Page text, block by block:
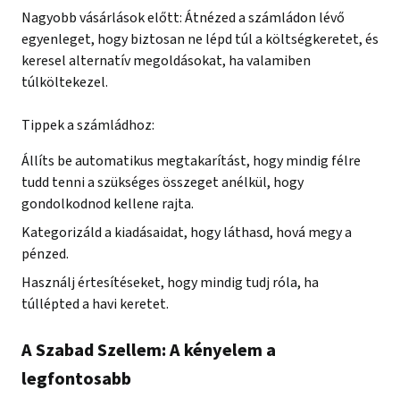
Nagyobb vásárlások előtt: Átnézed a számládon lévő
egyenleget, hogy biztosan ne lépd túl a költségkeretet, és
keresel alternatív megoldásokat, ha valamiben
túlköltekezel.
Tippek a számládhoz:
Állíts be automatikus megtakarítást, hogy mindig félre
tudd tenni a szükséges összeget anélkül, hogy
gondolkodnod kellene rajta.
Kategorizáld a kiadásaidat, hogy láthasd, hová megy a
pénzed.
Használj értesítéseket, hogy mindig tudj róla, ha
túllépted a havi keretet.
A Szabad Szellem: A kényelem a
legfontosabb